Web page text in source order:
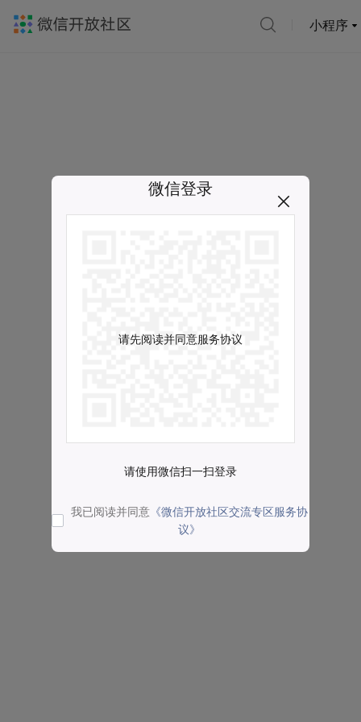
小程序
微信登录
请先阅读并同意服务协议
请使用微信扫一扫登录
我已阅读并同意 《微信开放社区交流专区服务协
议》